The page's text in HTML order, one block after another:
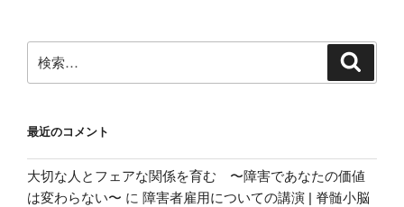
ン
索:
最近のコメント
大切な人とフェアな関係を育む 〜障害であなたの価値
は変わらない〜 に 障害者雇用についての講演 | 脊髄小脳